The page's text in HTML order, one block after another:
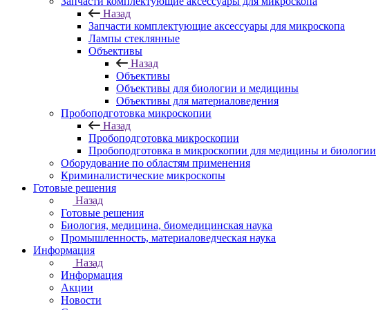
Назад
Запчасти комплектующие аксессуары для микроскопа
Лампы стеклянные
Объективы
Назад
Объективы
Объективы для биологии и медицины
Объективы для материаловедения
Пробоподготовка микроскопии
Назад
Пробоподготовка микроскопии
Пробоподготовка в микроскопии для медицины и биологии
Оборудование по областям применения
Криминалистические микроскопы
Готовые решения
Назад
Готовые решения
Биология, медицина, биомедицинская наука
Промышленность, материаловедческая наука
Информация
Назад
Информация
Акции
Новости